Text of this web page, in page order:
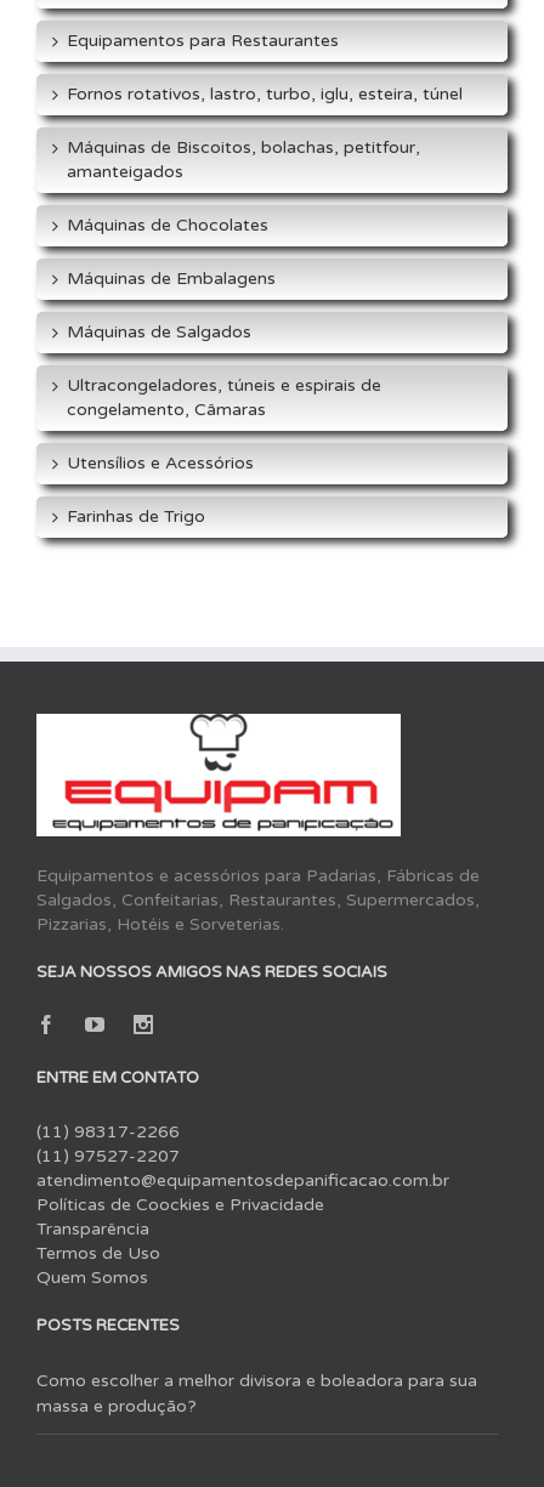
Equipamentos para Restaurantes
Fornos rotativos, lastro, turbo, iglu, esteira, túnel
Máquinas de Biscoitos, bolachas, petitfour,
amanteigados
Máquinas de Chocolates
Máquinas de Embalagens
Máquinas de Salgados
Ultracongeladores, túneis e espirais de
congelamento, Câmaras
Utensílios e Acessórios
Farinhas de Trigo
Equipamentos e acessórios para Padarias, Fábricas de
Salgados, Confeitarias, Restaurantes, Supermercados,
Pizzarias, Hotéis e Sorveterias.
SEJA NOSSOS AMIGOS NAS REDES SOCIAIS
ENTRE EM CONTATO
(11) 98317-2266
(11) 97527-2207
atendimento@equipamentosdepanificacao.com.br
Políticas de Coockies e Privacidade
Transparência
Termos de Uso
Quem Somos
POSTS RECENTES
Como escolher a melhor divisora e boleadora para sua
massa e produção?